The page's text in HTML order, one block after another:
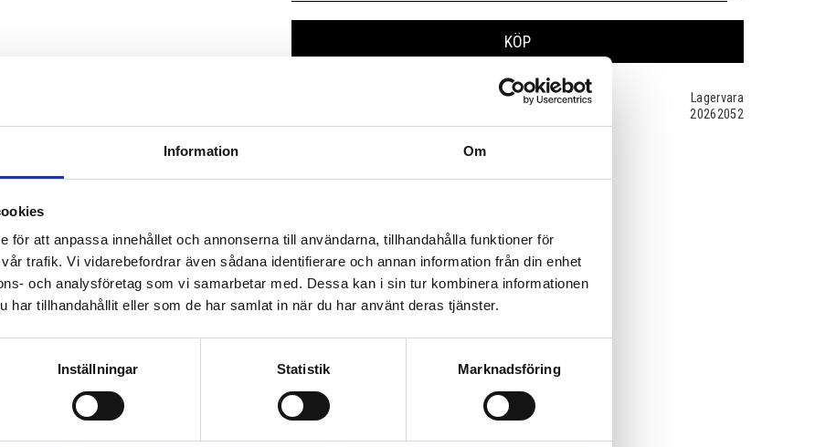
Information Om
för att anpassa innehållet och annonserna till användarna, tillhandahålla funktioner för
trafik. Vi vidarebefordrar även sådana identifierare och annan information från din enhet
och analysföretag som vi samarbetar med. Dessa kan i sin tur kombinera informationen
har tillhandahållit eller som de har samlat in när du har använt deras tjänster.
Inställningar Statistik Marknadsföring
KÖP
Lagervara
20262052